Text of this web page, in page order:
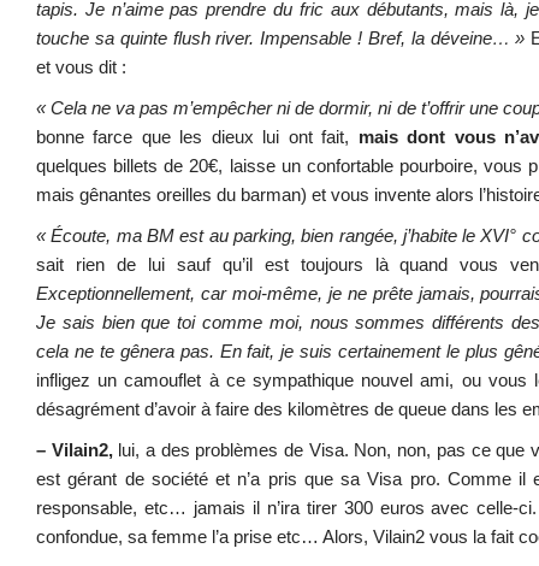
tapis. Je n’aime pas prendre du fric aux débutants, mais là,
touche sa quinte flush river. Impensable ! Bref, la déveine… »
et vous dit :
« Cela ne va pas m’empêcher ni de dormir, ni de t’offrir une
bonne farce que les dieux lui ont fait, mais dont vous
quelques billets de 20€, laisse un confortable pourboire, vous
mais gênantes oreilles du barman) et vous invente alors
« Écoute, ma BM est au parking, bien rangée, j’habite le XVI°
sait rien de lui sauf qu’il est toujours là quand vous
Exceptionnellement, car moi-même, je ne prête jamais,
Je sais bien que toi comme moi, nous sommes différents
cela ne te gênera pas. En fait, je suis certainement le plus
infligez un camouflet à ce sympathique nouvel ami, ou vous
désagrément d’avoir à faire des kilomètres de queue dans les
– Vilain2,lui, a des problèmes de Visa. Non, non, pas ce que
est gérant de société et n’a pris que sa Visa pro. Comme il
responsable, etc… jamais il n’ira tirer 300 euros avec celle-
confondue, sa femme l’a prise etc… Alors, Vilain2 vous la fait